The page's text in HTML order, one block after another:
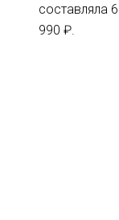
составляла
990 ₽.